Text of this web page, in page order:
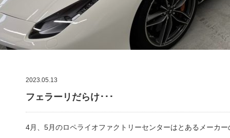
2023.05.13
フェラーリだらけ･･･
4月、5月のロペライオファクトリーセンターはとあるメーカ